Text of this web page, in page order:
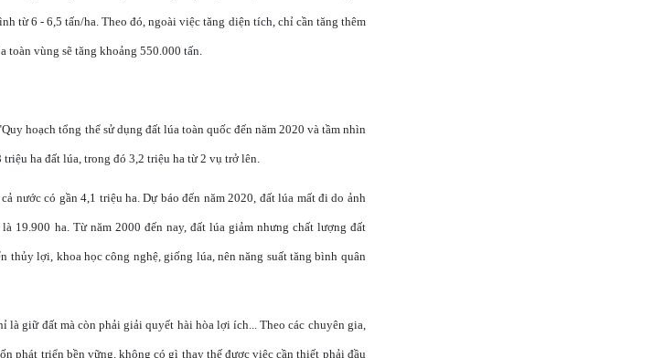
từ 6 - 6,5 tấn/ha. Theo đó, ngoài việc tăng diện tích, chỉ cần tăng thêm
toàn vùng sẽ tăng khoảng 550.000 tấn.
hoạch tổng thể sử dụng đất lúa toàn quốc đến năm 2020 và tầm nhìn
ha đất lúa, trong đó 3,2 triệu ha từ 2 vụ trở lên.
nước có gần 4,1 triệu ha. Dự báo đến năm 2020, đất lúa mất đi do ảnh
19.900 ha. Từ năm 2000 đến nay, đất lúa giảm nhưng chất lượng đất
thủy lợi, khoa học công nghệ, giống lúa, nên năng suất tăng bình quân
là giữ đất mà còn phải giải quyết hài hòa lợi ích... Theo các chuyên gia,
phát triển bền vững, không có gì thay thế được việc cần thiết phải đầu